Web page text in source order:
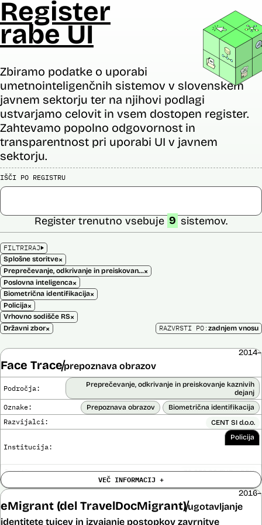
Register
rabe UI
Zbiramo podatke o uporabi
umetnointeligenčnih sistemov v slovenskem
javnem sektorju ter na njihovi podlagi
ustvarjamo celovit in vsem dostopen register.
Zahtevamo popolno odgovornost in
transparentnost pri uporabi UI v javnem
sektorju.
IŠČI PO REGISTRU
FILTRIRAJ
Splošne storitve×
Preprečevanje, odkrivanje in preiskovanje kaznivih dejanj×
Poslovna inteligenca×
Biometrična identifikacija×
Policija×
Vrhovno sodišče RS×
Državni zbor×
Register trenutno vsebuje 9 sistemov.
RAZVRSTI PO:zadnjem vnosu
Face Traceprepoznava obrazov
2014–
Področja:
Preprečevanje, odkrivanje in preiskovanje kaznivih
dejanj
Oznake: Prepoznava obrazov Biometrična identifikacija
Razvijalci: CENT SI d.o.o.
Institucija:
Policija
Cena: 39.650,00 EUR z DDV
Trajanje
licence:
Ni časovno omejena
Analiza učinka na človekove pravice
opravljena:
Analiza učinka na osebne podatke opravljena:
VEČ INFORMACIJ +
eMigrant (del TravelDocMigrant)ugotavljanje
identitete tujcev in izvajanje postopkov zavrnitve
2016–